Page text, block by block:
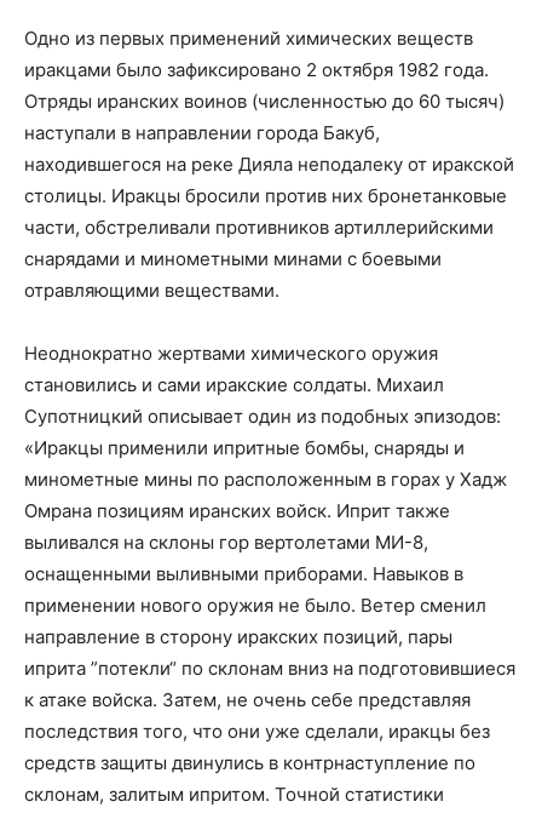
Одно из первых применений химических веществ
иракцами было зафиксировано 2 октября 1982 года.
Отряды иранских воинов (численностью до 60 тысяч)
наступали в направлении города Бакуб,
находившегося на реке Дияла неподалеку от иракской
столицы. Иракцы бросили против них бронетанковые
части, обстреливали противников артиллерийскими
снарядами и минометными минами с боевыми
отравляющими веществами.
Неоднократно жертвами химического оружия
становились и сами иракские солдаты. Михаил
Супотницкий описывает один из подобных эпизодов:
«Иракцы применили ипритные бомбы, снаряды и
минометные мины по расположенным в горах у Хадж
Омрана позициям иранских войск. Иприт также
выливался на склоны гор вертолетами МИ-8,
оснащенными выливными приборами. Навыков в
применении нового оружия не было. Ветер сменил
направление в сторону иракских позиций, пары
иприта ”потекли“ по склонам вниз на подготовившиеся
к атаке войска. Затем, не очень себе представляя
последствия того, что они уже сделали, иракцы без
средств защиты двинулись в контрнаступление по
склонам, залитым ипритом. Точной статистики